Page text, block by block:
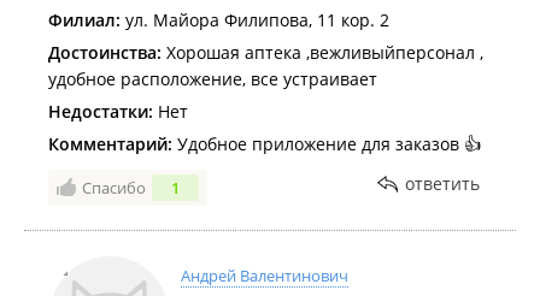
Филиал: ул. Майора Филипова, 11 кор. 2
Достоинства: Хорошая аптека ,вежливыйперсонал ,
удобное расположение, все устраивает
Недостатки: Нет
Комментарий: Удобное приложение для заказов 👍
Спасибо 1 ответить
Андрей Валентинович